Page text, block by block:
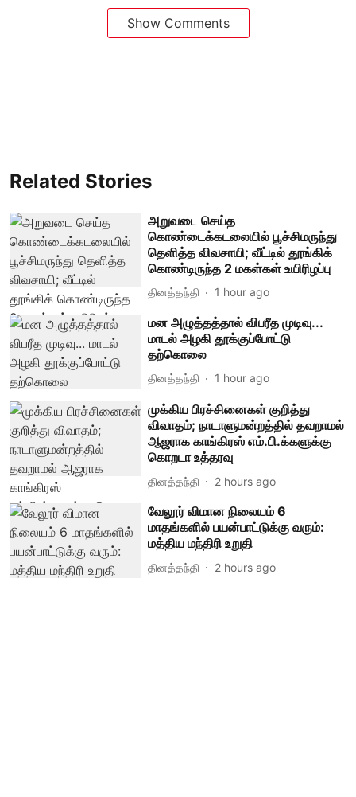
Show Comments
Related Stories
அறுவடை செய்த
கொண்டைக்கடலையில் பூச்சிமருந்து
தெளித்த விவசாயி; வீட்டில் தூங்கிக்
கொண்டிருந்த 2 மகள்கள் உயிரிழப்பு
தினத்தந்தி 1 hour ago
மன அழுத்தத்தால் விபரீத முடிவு...
மாடல் அழகி தூக்குப்போட்டு
தற்கொலை
தினத்தந்தி 1 hour ago
முக்கிய பிரச்சினைகள் குறித்து
விவாதம்; நாடாளுமன்றத்தில் தவறாமல்
ஆஜராக காங்கிரஸ் எம்.பி.க்களுக்கு
கொறடா உத்தரவு
தினத்தந்தி 2 hours ago
வேலூர் விமான நிலையம் 6
மாதங்களில் பயன்பாட்டுக்கு வரும்:
மத்திய மந்திரி உறுதி
தினத்தந்தி 2 hours ago